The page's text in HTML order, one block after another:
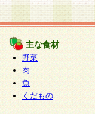
主な食材
野菜
肉
魚
くだもの